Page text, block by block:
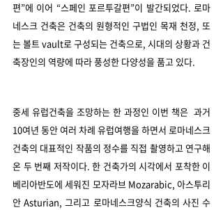
편”에 이어 “스페인 포르투갈편”이 발간되었다. 로마
네스크 건축은 건축의 원형적인 구법인 목재 천정, 또
는 볼트 vault로 구성되는 건축으로, 시대의 상황과 건
축장인의 역량에 따라 풍성한 다양성을 품고 있다.
중세 유럽건축을 조망하는 한 과정인 이번 책은  과거
10여년 동안 여러 차례 유럽여행을 하면서 로마네스크
건축의 대표적인 작품의 정수를 직접 촬영하고 연구해
온 두 번째 저작이다. 한 건축가의 시각에서 포착한 이
베리아반도에 세워진 모자라브 Mozarabic, 아스투리
안 Asturian, 그리고 로마네스크양식 건축의 사진 수